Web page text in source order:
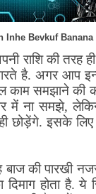
Inhe Bevkuf Banana
राशि की तरह
है. अगर आप
काम समझाने की
में ना समझे,
छोड़ेंगे. इसके लिए
की पारखी
होता है. ये